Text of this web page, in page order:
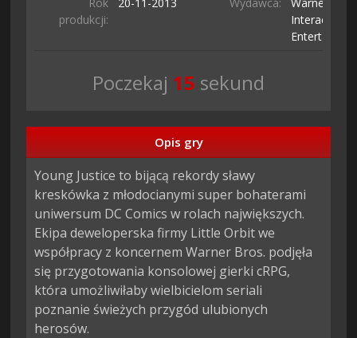
produkcji:
Interactive
Poczekaj 13 sekund
Opis gry
Young Justice to bijącą rekordy sławy
kreskówka z młodocianymi super bohaterami
uniwersum DC Comics w rolach największych.
Ekipa deweloperska firmy Little Orbit we
współpracy z koncernem Warner Bros. podjęła
się przygotowania konsolowej gierki cRPG,
która umożliwiłaby wielbicielom seriali
poznanie świeżych przygód ulubionych
herosów.